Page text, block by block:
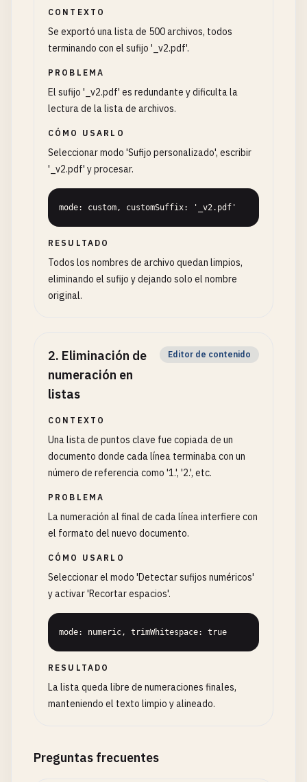
CONTEXTO
Se exportó una lista de 500 archivos, todos
terminando con el sufijo '_v2.pdf'.
PROBLEMA
El sufijo '_v2.pdf' es redundante y dificulta la
lectura de la lista de archivos.
CÓMO USARLO
Seleccionar modo 'Sufijo personalizado', escribir
'_v2.pdf' y procesar.
mode: custom, customSuffix: '_v2.pdf'
RESULTADO
Todos los nombres de archivo quedan limpios,
eliminando el sufijo y dejando solo el nombre
original.
2. Eliminación de
numeración en
listas
Editor de contenido
CONTEXTO
Una lista de puntos clave fue copiada de un
documento donde cada línea terminaba con un
número de referencia como '1.', '2.', etc.
PROBLEMA
La numeración al final de cada línea interfiere con
el formato del nuevo documento.
CÓMO USARLO
Seleccionar el modo 'Detectar sufijos numéricos'
y activar 'Recortar espacios'.
mode: numeric, trimWhitespace: true
RESULTADO
La lista queda libre de numeraciones finales,
manteniendo el texto limpio y alineado.
Preguntas frecuentes